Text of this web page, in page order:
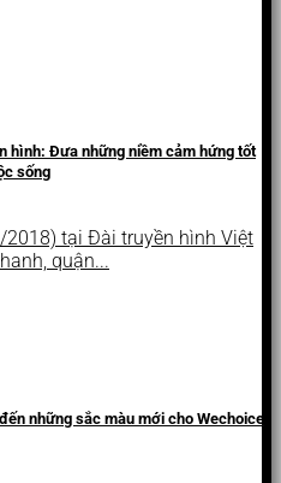
hình: Đưa những niềm cảm hứng tốt
sống
tại Đài truyền hình Việt
quận...
những sắc màu mới cho Wechoice